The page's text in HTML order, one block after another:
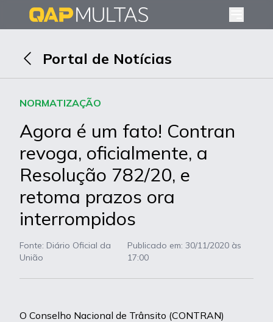
Portal de Notícias
NORMATIZAÇÃO
Agora é um fato! Contran
revoga, oficialmente, a
Resolução 782/20, e
retoma prazos ora
interrompidos
Fonte: Diário Oficial da
União
Publicado em: 30/11/2020 às
17:00
O Conselho Nacional de Trânsito (CONTRAN)